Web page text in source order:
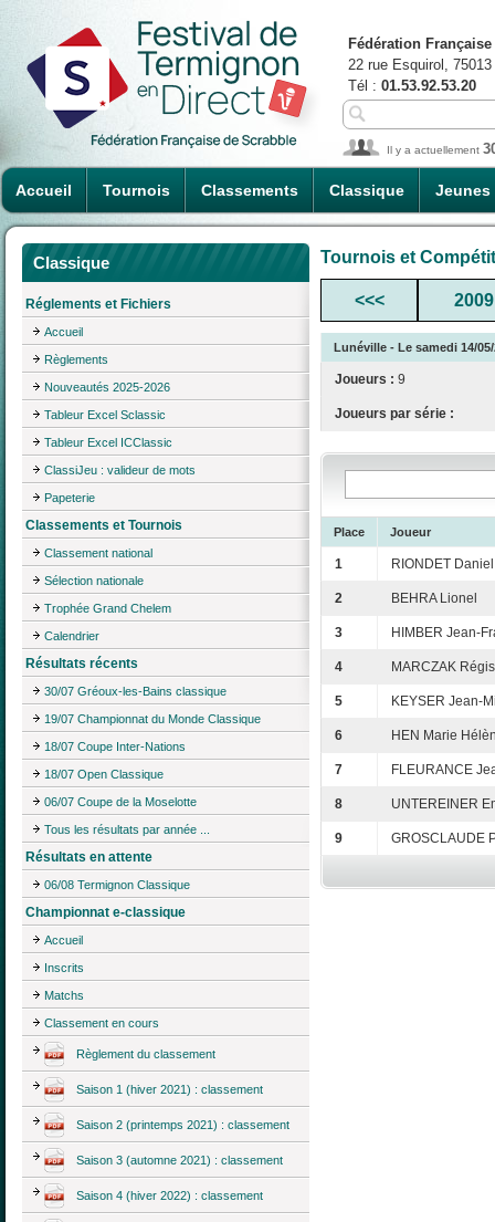
Accueil Tournois Classements Classique Jeunes
Fédération
22 rue Esquirol,
Tél : 01.53.92.53.20
Il y a actuellement
Classique
Réglements et Fichiers
Accueil
Règlements
Nouveautés 2025-2026
Tableur Excel Sclassic
Tableur Excel ICClassic
ClassiJeu : valideur de mots
Papeterie
Classements et Tournois
Classement national
Sélection nationale
Trophée Grand Chelem
Calendrier
Résultats récents
30/07 Gréoux-les-Bains classique
19/07 Championnat du Monde Classique
18/07 Coupe Inter-Nations
18/07 Open Classique
06/07 Coupe de la Moselotte
Tous les résultats par année ...
Résultats en attente
06/08 Termignon Classique
Championnat e-classique
Accueil
Inscrits
Matchs
Classement en cours
Règlement du classement
Saison 1 (hiver 2021) : classement
Saison 2 (printemps 2021) : classement
Saison 3 (automne 2021) : classement
Saison 4 (hiver 2022) : classement
Tournois et
<<< 2009
Lunéville - Le samedi 14/05/
Joueurs : 9
Joueurs par série :
Place Joueur
1 RIONDET Daniel
2 BEHRA Lionel
3 HIMBER Jean-
4 MARCZAK Régis
5 KEYSER Jean-
6 HEN Marie
7 FLEURANCE
8 UNTEREINER
9 GROSCLAUDE